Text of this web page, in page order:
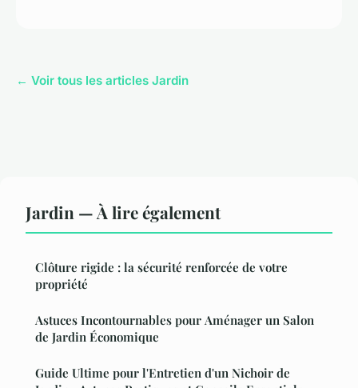
← Voir tous les articles Jardin
Jardin — À lire également
Clôture rigide : la sécurité renforcée de votre
propriété
Astuces Incontournables pour Aménager un Salon
de Jardin Économique
Guide Ultime pour l'Entretien d'un Nichoir de